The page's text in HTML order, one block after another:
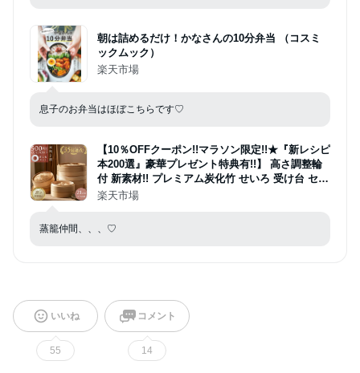
朝は詰めるだけ！かなさんの10分弁当 （コスミ
ックムック）
楽天市場
息子のお弁当はほぼこちらです♡
【10％OFFクーポン!!マラソン限定!!★『新レシピ
本200選』豪華プレゼント特典有!!】 高さ調整輪
付 新素材!! プレミアム炭化竹 せいろ 受け台 セッ
ト 竹 18cm 21cm 24cm 2段 蒸篭 蒸し器 蒸し板
楽天市場
蒸籠仲間、、、♡
いいね
55
コメント
14